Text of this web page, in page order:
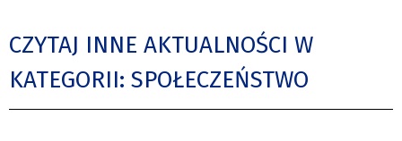
CZYTAJ INNE AKTUALNOŚCI W
KATEGORII: SPOŁECZEŃSTWO